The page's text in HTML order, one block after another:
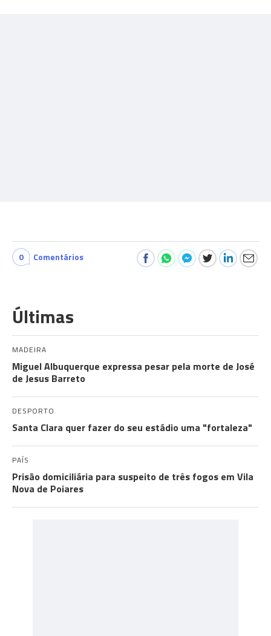
0 Comentários
Últimas
MADEIRA
Miguel Albuquerque expressa pesar pela morte de José
de Jesus Barreto
DESPORTO
Santa Clara quer fazer do seu estádio uma "fortaleza"
PAÍS
Prisão domiciliária para suspeito de três fogos em Vila
Nova de Poiares